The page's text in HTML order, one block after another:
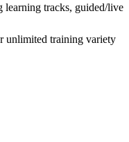
learning tracks, guided/live
unlimited training variety